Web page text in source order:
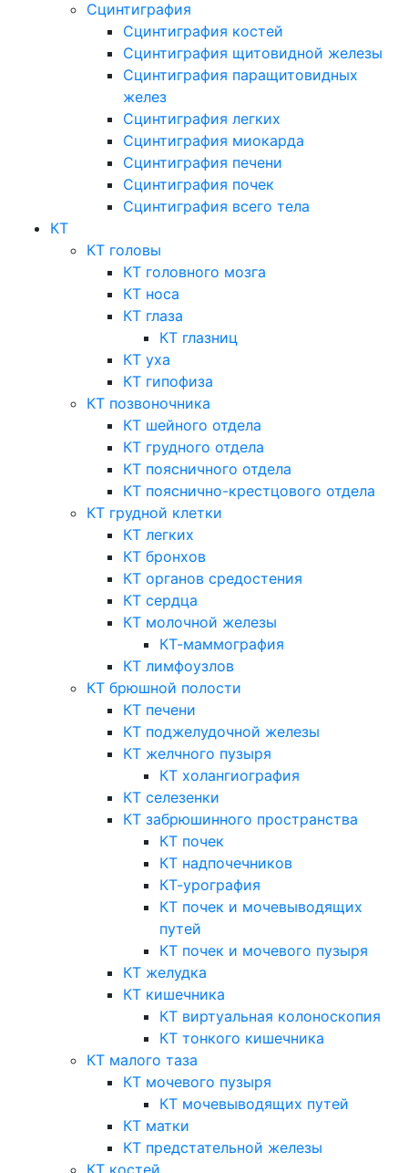
Сцинтиграфия
Сцинтиграфия костей
Сцинтиграфия щитовидной железы
Сцинтиграфия паращитовидных
желез
Сцинтиграфия легких
Сцинтиграфия миокарда
Сцинтиграфия печени
Сцинтиграфия почек
Сцинтиграфия всего тела
КТ
КТ головы
КТ головного мозга
КТ носа
КТ глаза
КТ глазниц
КТ уха
КТ гипофиза
КТ позвоночника
КТ шейного отдела
КТ грудного отдела
КТ поясничного отдела
КТ пояснично-крестцового отдела
КТ грудной клетки
КТ легких
КТ бронхов
КТ органов средостения
КТ сердца
КТ молочной железы
КТ-маммография
КТ лимфоузлов
КТ брюшной полости
КТ печени
КТ поджелудочной железы
КТ желчного пузыря
КТ холангиография
КТ селезенки
КТ забрюшинного пространства
КТ почек
КТ надпочечников
КТ-урография
КТ почек и мочевыводящих
путей
КТ почек и мочевого пузыря
КТ желудка
КТ кишечника
КТ виртуальная колоноскопия
КТ тонкого кишечника
КТ малого таза
КТ мочевого пузыря
КТ мочевыводящих путей
КТ матки
КТ предстательной железы
КТ костей